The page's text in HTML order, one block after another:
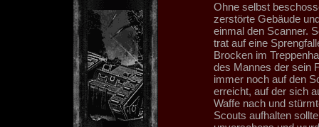
Ohne selbst
zerstörte Gebäude
einmal den Scanner.
trat auf eine
Brocken im
des Mannes der sein
immer noch auf den
erreicht, auf der sich
Waffe nach und
Scouts aufhalten